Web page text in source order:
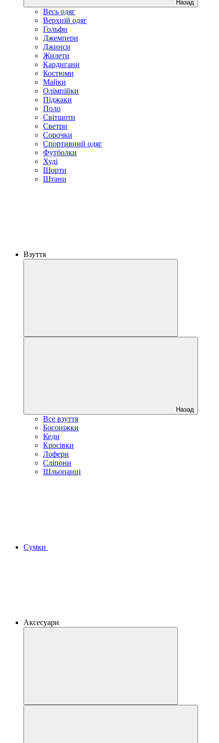
Назад
Весь одяг
Верхній одяг
Гольфи
Джемпери
Джинси
Жилети
Кардигани
Костюми
Майки
Олімпійки
Піджаки
Поло
Світшоти
Светри
Сорочки
Спортивний одяг
Футболки
Худі
Шорти
Штани
Взуття
Назад
Все взуття
Босоніжки
Кеди
Кросівки
Лофери
Сліпони
Шльопанці
Сумки
Аксесуари